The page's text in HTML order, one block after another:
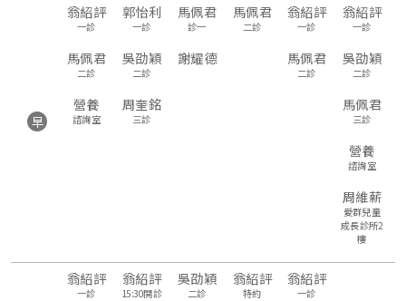
早
翁紹評
一診
郭怡利
一診
馬佩君
診一
馬佩君
二診
翁紹評
一診
翁紹評
一診
馬佩君
二診
吳劭穎
二診
謝耀德 馬佩君
二診
吳劭穎
二診
營養
諮詢室
周奎銘
三診
馬佩君
三診
營養
諮詢室
周維薪
愛群兒童
成長診所2
樓
翁紹評
一診
翁紹評
15:30開診
吳劭穎
二診
翁紹評
特約
翁紹評
一診